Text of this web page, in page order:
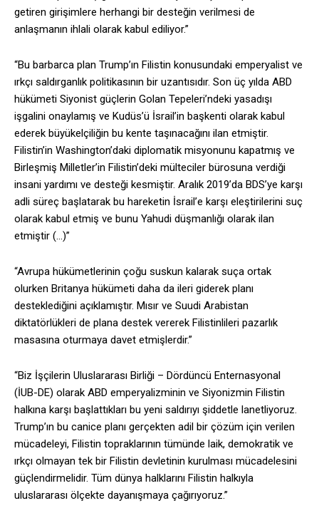
getiren girişimlere herhangi bir desteğin verilmesi de
anlaşmanın ihlali olarak kabul ediliyor.”
“Bu barbarca plan Trump’ın Filistin konusundaki emperyalist ve
ırkçı saldırganlık politikasının bir uzantısıdır. Son üç yılda ABD
hükümeti Siyonist güçlerin Golan Tepeleri’ndeki yasadışı
işgalini onaylamış ve Kudüs’ü İsrail’in başkenti olarak kabul
ederek büyükelçiliğin bu kente taşınacağını ilan etmiştir.
Filistin’in Washington’daki diplomatik misyonunu kapatmış ve
Birleşmiş Milletler’in Filistin’deki mülteciler bürosuna verdiği
insani yardımı ve desteği kesmiştir. Aralık 2019’da BDS’ye karşı
adli süreç başlatarak bu hareketin İsrail’e karşı eleştirilerini suç
olarak kabul etmiş ve bunu Yahudi düşmanlığı olarak ilan
etmiştir (…)”
“Avrupa hükümetlerinin çoğu suskun kalarak suça ortak
olurken Britanya hükümeti daha da ileri giderek planı
desteklediğini açıklamıştır. Mısır ve Suudi Arabistan
diktatörlükleri de plana destek vererek Filistinlileri pazarlık
masasına oturmaya davet etmişlerdir.”
“Biz İşçilerin Uluslararası Birliği – Dördüncü Enternasyonal
(İUB-DE) olarak ABD emperyalizminin ve Siyonizmin Filistin
halkına karşı başlattıkları bu yeni saldırıyı şiddetle lanetliyoruz.
Trump’ın bu canice planı gerçekten adil bir çözüm için verilen
mücadeleyi, Filistin topraklarının tümünde laik, demokratik ve
ırkçı olmayan tek bir Filistin devletinin kurulması mücadelesini
güçlendirmelidir. Tüm dünya halklarını Filistin halkıyla
uluslararası ölçekte dayanışmaya çağırıyoruz.”